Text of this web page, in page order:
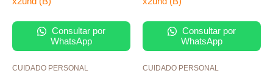
Consultar por
WhatsApp
CUIDADO PERSONAL
Consultar por
WhatsApp
CUIDADO PERSONAL